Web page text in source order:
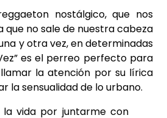
nostálgico, que nos
que no sale de nuestra cabeza
y otra vez, en determinadas
es el perreo perfecto para
la atención por su lírica
la sensualidad de lo urbano.
la vida por juntarme con